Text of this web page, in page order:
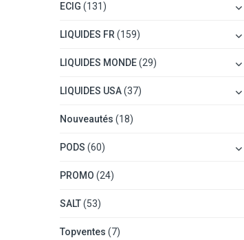
ECIG (131)
LIQUIDES FR (159)
LIQUIDES MONDE(29)
LIQUIDES USA(37)
Nouveautés (18)
PODS (60)
PROMO (24)
SALT(53)
Topventes (7)